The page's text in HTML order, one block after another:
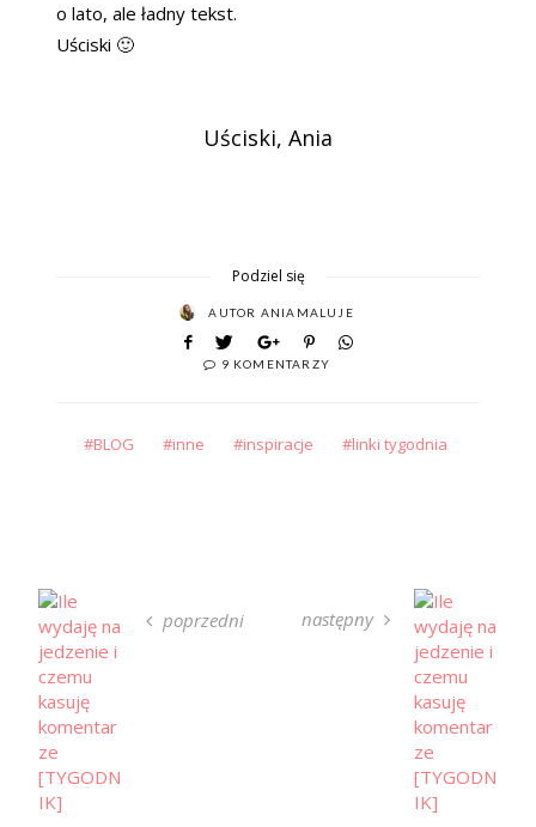
o lato, ale ładny tekst.
Uściski 🙂
Uściski, Ania
Podziel się
AUTOR ANIAMALUJE
9 KOMENTARZY
BLOG inne inspiracje linki tygodnia
poprzedni następny